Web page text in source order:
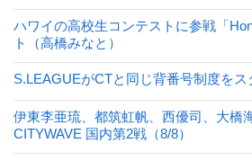
ハワイの高校生コンテストに参戦「
ト（高橋みなと）
S.LEAGUEがCTと同じ背番号制度をス
伊東李亜琉、都筑虹帆、西優司、大橋
CITYWAVE 国内第2戦（8/8）